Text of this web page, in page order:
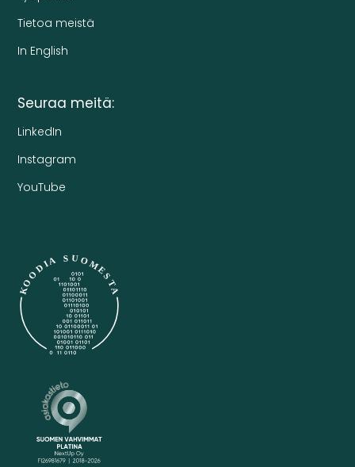
Tietoa meistä
In English
Seuraa meitä:
LinkedIn
Instagram
YouTube